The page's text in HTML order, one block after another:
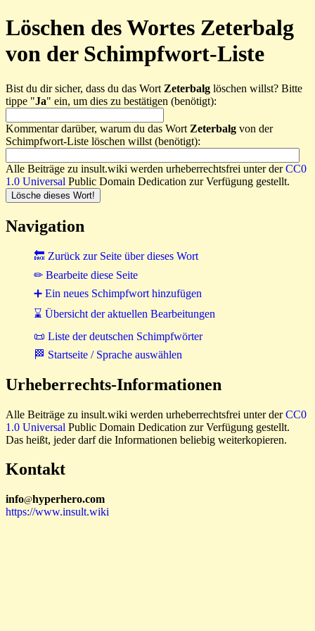
Löschen des Wortes Zeterbalg
von der Schimpfwort-Liste
Bist du dir sicher, dass du das Wort Zeterbalg löschen willst? Bitte
tippe "Ja" ein, um dies zu bestätigen (benötigt):
Kommentar darüber, warum du das Wort Zeterbalg von der
Schimpfwort-Liste löschen willst (benötigt):
Alle Beiträge zu insult.wiki werden urheberrechtsfrei unter derCC0
1.0 Universal Public Domain Dedication zur Verfügung gestellt.
Navigation
🔙 Zurück zur Seite über dieses Wort
✏ Bearbeite diese Seite
➕ Ein neues Schimpfwort hinzufügen
⌛ Übersicht der aktuellen Bearbeitungen
📜 Liste der deutschen Schimpfwörter
🏁 Startseite / Sprache auswählen
Urheberrechts-Informationen
Alle Beiträge zu insult.wiki werden urheberrechtsfrei unter derCC0
1.0 Universal Public Domain Dedication zur Verfügung gestellt.
Das heißt, jeder darf die Informationen beliebig weiterkopieren.
Kontakt
info@hyperhero.com
https://www.insult.wiki